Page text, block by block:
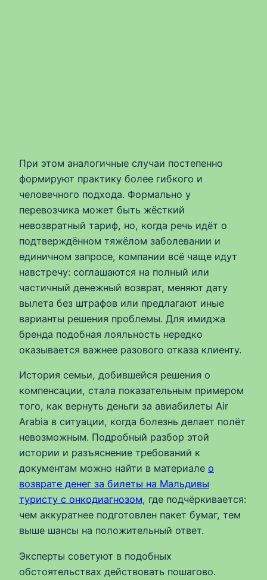
При этом аналогичные случаи постепенно
формируют практику более гибкого и
человечного подхода. Формально у
перевозчика может быть жёсткий
невозвратный тариф, но, когда речь идёт о
подтверждённом тяжёлом заболевании и
единичном запросе, компании всё чаще идут
навстречу: соглашаются на полный или
частичный денежный возврат, меняют дату
вылета без штрафов или предлагают иные
варианты решения проблемы. Для имиджа
бренда подобная лояльность нередко
оказывается важнее разового отказа клиенту.
История семьи, добившейся решения о
компенсации, стала показательным примером
того, как вернуть деньги за авиабилеты Air
Arabia в ситуации, когда болезнь делает полёт
невозможным. Подробный разбор этой
истории и разъяснение требований к
документам можно найти в материале о
возврате денег за билеты на Мальдивы
туристу с онкодиагнозом, где подчёркивается:
чем аккуратнее подготовлен пакет бумаг, тем
выше шансы на положительный ответ.
Эксперты советуют в подобных
обстоятельствах действовать пошагово.